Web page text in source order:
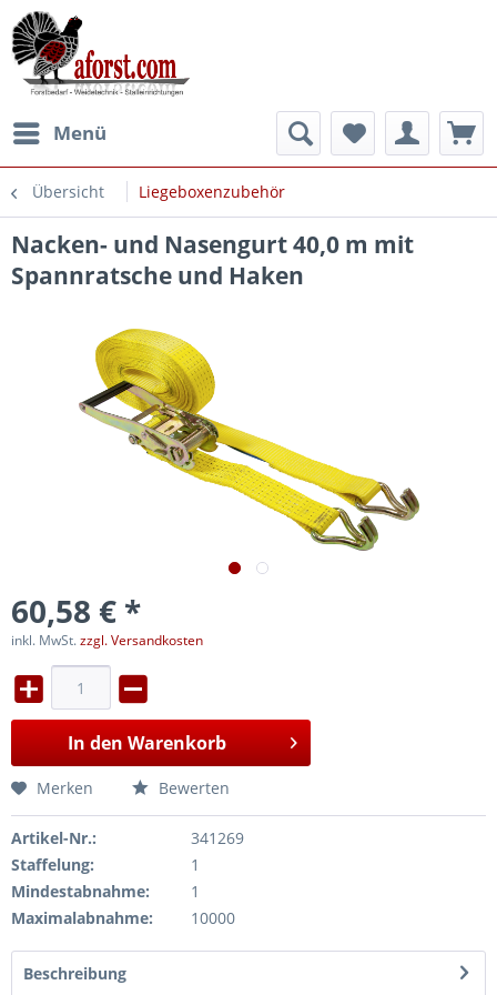
Menü
Übersicht Liegeboxenzubehör
Nacken- und Nasengurt 40,0 m mit
Spannratsche und Haken
60,58 € *
inkl. MwSt.zzgl. Versandkosten
In den Warenkorb
Merken Bewerten
Artikel-Nr.:
341269
Staffelung:
1
Mindestabnahme:
1
Maximalabnahme:
10000
Beschreibung